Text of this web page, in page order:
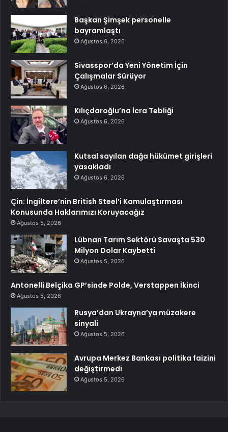
Başkan Şimşek personelle
bayramlaştı
Ağustos 6, 2026
Sivasspor’da Yeni Yönetim İçin
Çalışmalar Sürüyor
Ağustos 6, 2026
Kılıçdaroğlu’na İcra Tebliği
Ağustos 6, 2026
Kutsal sayılan dağa hükümet girişleri
yasakladı
Ağustos 6, 2026
Çin: İngiltere’nin British Steel’i Kamulaştırması
Konusunda Haklarımızı Koruyacağız
Ağustos 5, 2026
Lübnan Tarım Sektörü Savaşta 530
Milyon Dolar Kaybetti
Ağustos 5, 2026
Antonelli Belçika GP’sinde Polde, Verstappen İkinci
Ağustos 5, 2026
Rusya’dan Ukrayna’ya müzakere
sinyali
Ağustos 5, 2026
Avrupa Merkez Bankası politika faizini
değiştirmedi
Ağustos 5, 2026